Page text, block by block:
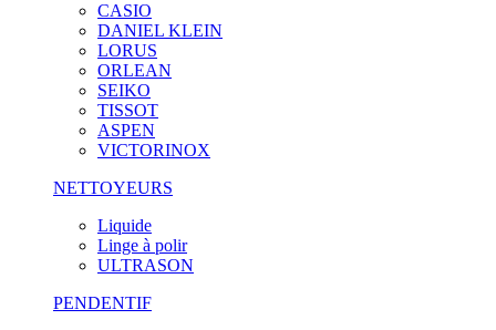
CASIO
DANIEL KLEIN
LORUS
ORLEAN
SEIKO
TISSOT
ASPEN
VICTORINOX
NETTOYEURS
Liquide
Linge à polir
ULTRASON
PENDENTIF